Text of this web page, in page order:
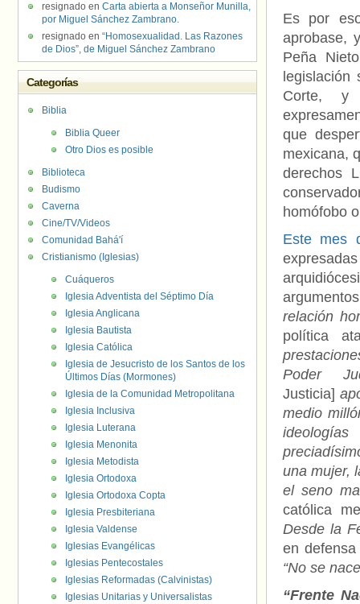
Es por
aprobase,
Peña
Corte, y
que
mexicana,
derechos
homófobo
Este mes
relación
política
Poder
Justicia]
medio
una mujer,
el seno
católica
Desde la
en
“No se
“Frente
resignado en Carta abierta a Monseñor Munilla,
por Miguel Sánchez Zambrano.
resignado en “Homosexualidad. Las Razones
de Dios”, de Miguel Sánchez Zambrano
Categorías
Biblia
Biblia Queer
Otro Dios es posible
Biblioteca
Budismo
Caverna
Cine/TV/Videos
Comunidad Bahá'í
Cristianismo (Iglesias)
Cuáqueros
Iglesia Adventista del Séptimo Día
Iglesia Anglicana
Iglesia Bautista
Iglesia Católica
Iglesia de Jesucristo de los Santos de los
Últimos Días (Mormones)
Iglesia de la Comunidad Metropolitana
Iglesia Inclusiva
Iglesia Luterana
Iglesia Menonita
Iglesia Metodista
Iglesia Ortodoxa
Iglesia Ortodoxa Copta
Iglesia Presbiteriana
Iglesia Valdense
Iglesias Evangélicas
Iglesias Pentecostales
Iglesias Reformadas (Calvinistas)
Iglesias Unitarias y Universalistas